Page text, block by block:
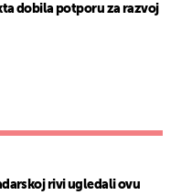
dobila potporu za razvoj
rivi ugledali ovu